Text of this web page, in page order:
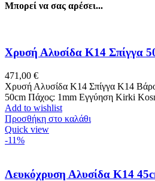
Μπορεί να σας αρέσει...
Χρυσή Αλυσίδα Κ14 Σπίγγα
471,00 €
Χρυσή Αλυσίδα Κ14 Σπίγγα K14
50cm Πάχος: 1mm Εγγύηση Kirki
Add to wishlist
Προσθήκη στο καλάθι
Quick view
-11%
Λευκόχρυση Αλυσίδα Κ14